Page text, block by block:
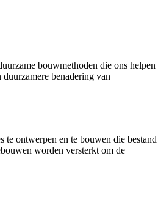
bouwmethoden die ons helpen
benadering van
ontwerpen en te bouwen die bestand
worden versterkt om de